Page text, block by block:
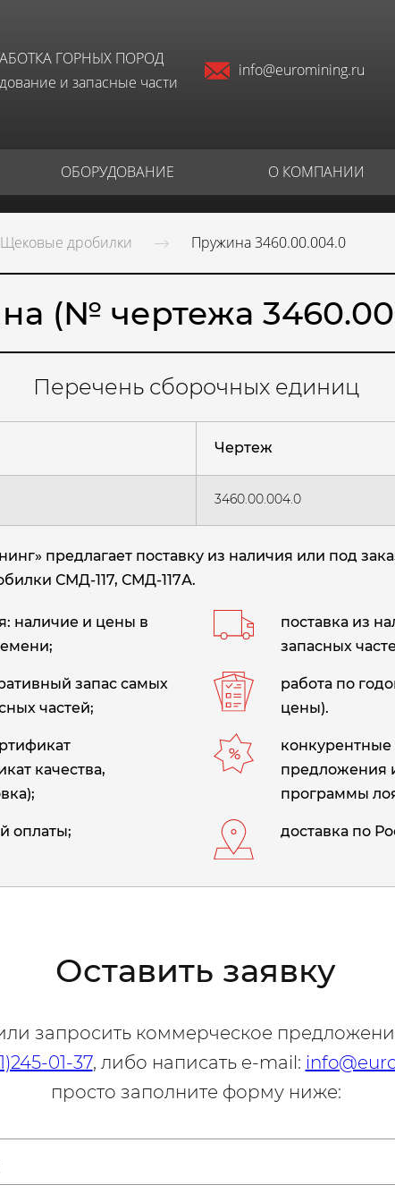
ГОРНЫХ ПОРОД
и запасные части
info@euromining.ru
ОБОРУДОВАНИЕ О КОМПАНИИ
Щековые дробилки Пружина 3460.00.004.0
(№ чертежа
Перечень сборочных единиц
Чертеж
3460.00.004.0
предлагает поставку из наличия или под
СМД-117, СМД-117А.
наличие и цены в
поставка из
запасных
запас самых
частей;
работа по
цены).
качества,
предложения
программы
оплаты; доставка по
Оставить заявку
запросить коммерческое
01-37, либо написать e-mail:
просто заполните форму ниже: